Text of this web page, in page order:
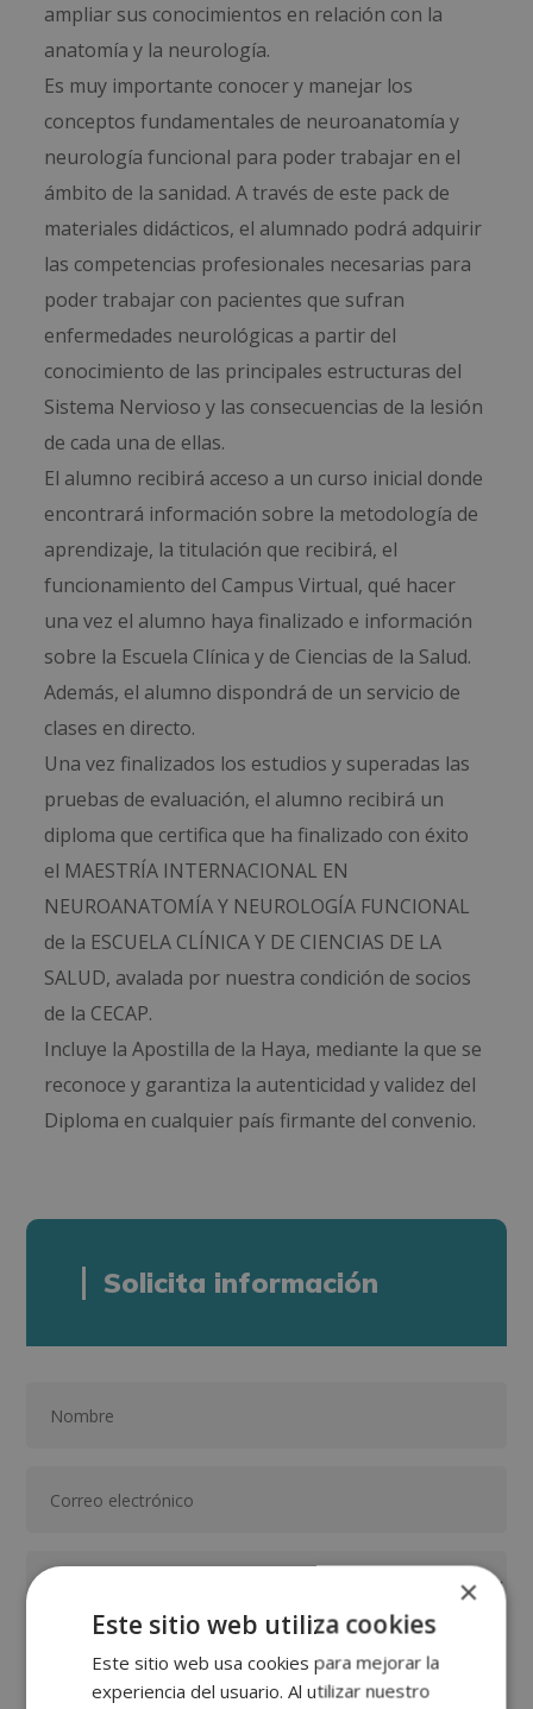
ampliar sus conocimientos en relación con la
anatomía y la neurología.
Es muy importante conocer y manejar los
conceptos fundamentales de neuroanatomía y
neurología funcional para poder trabajar en el
ámbito de la sanidad. A través de este pack de
materiales didácticos, el alumnado podrá adquirir
las competencias profesionales necesarias para
poder trabajar con pacientes que sufran
enfermedades neurológicas a partir del
conocimiento de las principales estructuras del
Sistema Nervioso y las consecuencias de la lesión
de cada una de ellas.
El alumno recibirá acceso a un curso inicial donde
encontrará información sobre la metodología de
aprendizaje, la titulación que recibirá, el
funcionamiento del Campus Virtual, qué hacer
una vez el alumno haya finalizado e información
sobre la Escuela Clínica y de Ciencias de la Salud.
Además, el alumno dispondrá de un servicio de
clases en directo.
Una vez finalizados los estudios y superadas las
pruebas de evaluación, el alumno recibirá un
diploma que certifica que ha finalizado con éxito
el MAESTRÍA INTERNACIONAL EN
NEUROANATOMÍA Y NEUROLOGÍA FUNCIONAL
de la ESCUELA CLÍNICA Y DE CIENCIAS DE LA
SALUD, avalada por nuestra condición de socios
de la CECAP.
Incluye la Apostilla de la Haya, mediante la que se
reconoce y garantiza la autenticidad y validez del
Diploma en cualquier país firmante del convenio.
Solicita información
×
Este sitio web utiliza cookies
Este sitio web usa cookies para mejorar la
experiencia del usuario. Al utilizar nuestro